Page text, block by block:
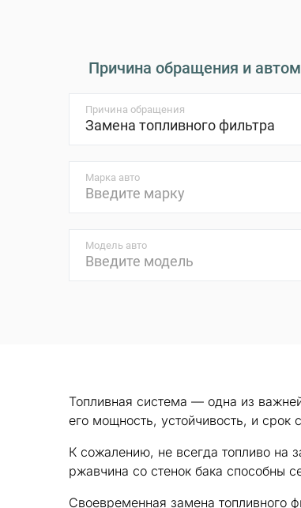
Причина обращения и
Причина обращения
Марка авто
Модель авто
Топливная система — одна из
его мощность, устойчивость, и срок
К сожалению, не всегда топливо на
ржавчина со стенок бака способны
Своевременная замена топливного